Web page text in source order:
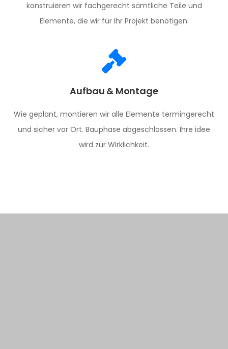
konstruieren wir fachgerecht sämtliche Teile und
Elemente, die wir für Ihr Projekt benötigen.
Aufbau & Montage
Wie geplant, montieren wir alle Elemente termingerecht
und sicher vor Ort. Bauphase abgeschlossen. Ihre idee
wird zur Wirklichkeit.